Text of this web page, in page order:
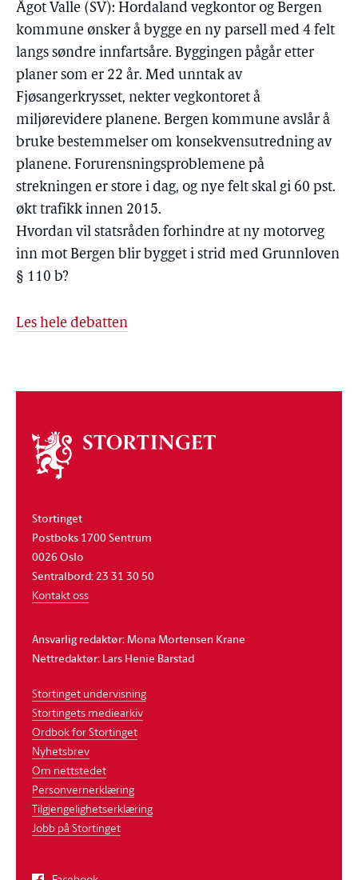
Ågot Valle (SV): Hordaland vegkontor og Bergen
kommune ønsker å bygge en ny parsell med 4 felt
langs søndre innfartsåre. Byggingen pågår etter
planer som er 22 år. Med unntak av
Fjøsangerkrysset, nekter vegkontoret å
miljørevidere planene. Bergen kommune avslår å
bruke bestemmelser om konsekvensutredning av
planene. Forurensningsproblemene på
strekningen er store i dag, og nye felt skal gi 60 pst.
økt trafikk innen 2015.
Hvordan vil statsråden forhindre at ny motorveg
inn mot Bergen blir bygget i strid med Grunnloven
§ 110 b?
Les hele debatten
Om
stortinget
Stortinget
Postboks 1700 Sentrum
0026 Oslo
Sentralbord: 23 31 30 50
Kontakt oss
Ansvarlig redaktør: Mona Mortensen Krane
Nettredaktør: Lars Henie Barstad
Stortinget undervisning
Stortingets mediearkiv
Ordbok for Stortinget
Nyhetsbrev
Om nettstedet
Personvernerklæring
Tilgjengelighetserklæring
Jobb på Stortinget